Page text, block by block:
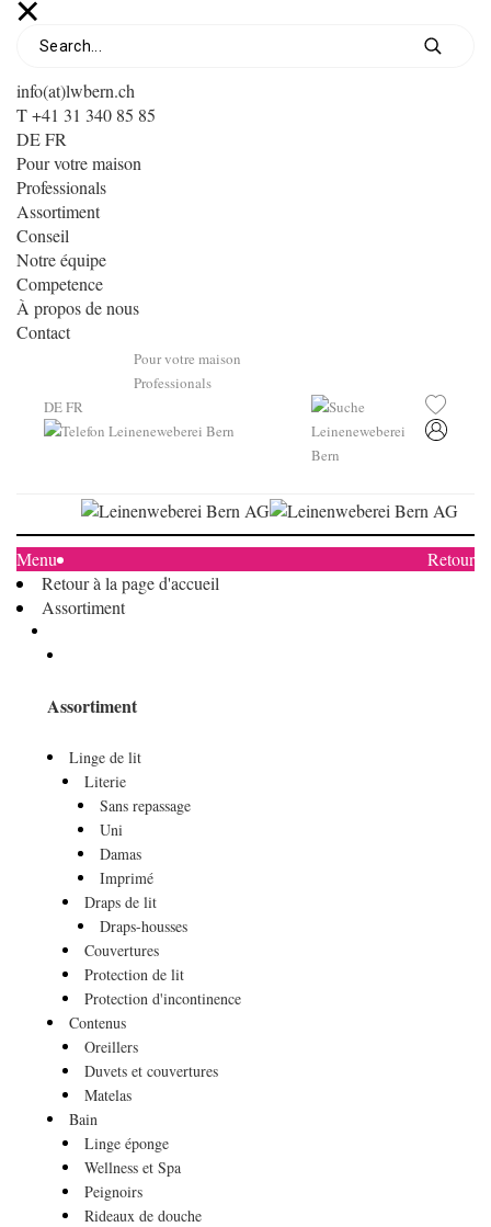
info(at)lwbern.ch
T +41 31 340 85 85
DEFR
Pour votre maison
Professionals
Assortiment
Conseil
Notre équipe
Competence
À propos de nous
Contact
Pour votre maison
Professionals
DEFR
Menu
Retour
Retour à la page d'accueil
Assortiment
Assortiment
Linge de lit
Literie
Sans repassage
Uni
Damas
Imprimé
Draps de lit
Draps-housses
Couvertures
Protection de lit
Protection d'incontinence
Contenus
Oreillers
Duvets et couvertures
Matelas
Bain
Linge éponge
Wellness et Spa
Peignoirs
Rideaux de douche